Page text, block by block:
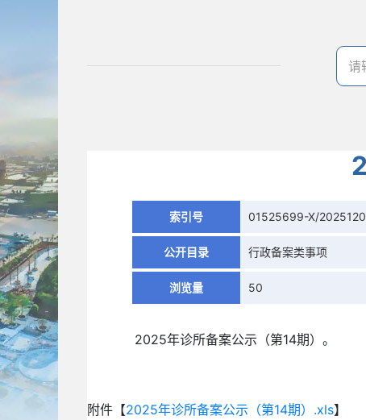
索引号 01525699-X/
公开目录 行政备案类事项
浏览量 50
2025年诊所备案公示（第14期）。
附件【2025年诊所备案公示（第14期）.xls】